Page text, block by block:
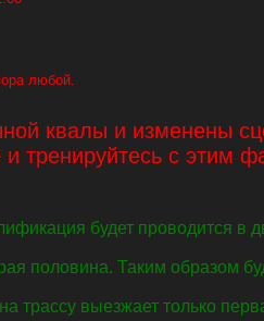
любой.
квалы и изменены
и тренируйтесь с этим
будет проводится в
половина. Таким образом
трассу выезжает только